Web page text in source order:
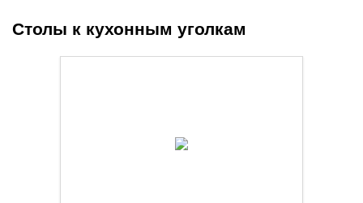
Столы к кухонным уголкам